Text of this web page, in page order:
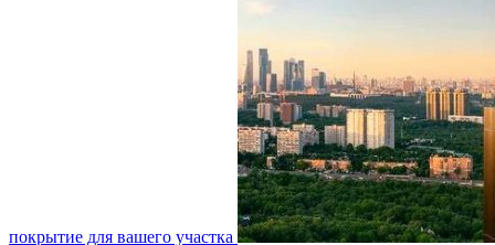
покрытие для вашего участка